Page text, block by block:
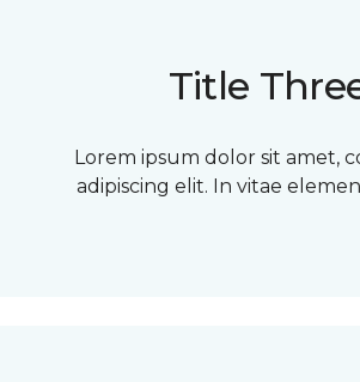
Title
Lorem ipsum dolor sit amet,
adipiscing elit. In vitae